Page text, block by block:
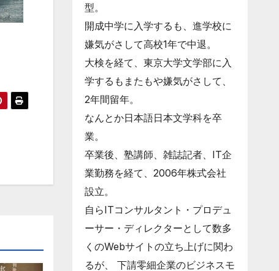
型。
開成中学に入学するも、進学校に
嫌気がさして高校1年で中退。
大検を経て、東京大学文学部に入
学するもまたもや嫌気がさして、
2年間留年。
なんとか日本語日本文学科を卒
業。
卒業後、塾講師、雑誌記者、IT企
業勤務を経て、2006年株式会社
設立。
自らITコンサルタント・プロデュ
ーサー・ディレクターとして数多
くのWebサイトの立ち上げに関わ
るが、 下請零細企業のビジネスモ